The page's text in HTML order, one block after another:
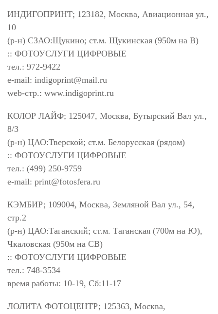
ИНДИГОПРИНТ; 123182, Москва, Авиационная ул.,
10
(р-н) СЗАО:Щукино; ст.м. Щукинская (950м на В)
:: ФОТОУСЛУГИ ЦИФРОВЫЕ
тел.: 972-9422
e-mail: indigoprint@mail.ru
web-стр.: www.indigoprint.ru
КОЛОР ЛАЙФ; 125047, Москва, Бутырский Вал ул.,
8/3
(р-н) ЦАО:Тверской; ст.м. Белорусская (рядом)
:: ФОТОУСЛУГИ ЦИФРОВЫЕ
тел.: (499) 250-9759
e-mail: print@fotosfera.ru
КЭМБИР; 109004, Москва, Земляной Вал ул., 54,
стр.2
(р-н) ЦАО:Таганский; ст.м. Таганская (700м на Ю),
Чкаловская (950м на СВ)
:: ФОТОУСЛУГИ ЦИФРОВЫЕ
тел.: 748-3534
время работы: 10-19, Сб:11-17
ЛОЛИТА ФОТОЦЕНТР; 125363, Москва,